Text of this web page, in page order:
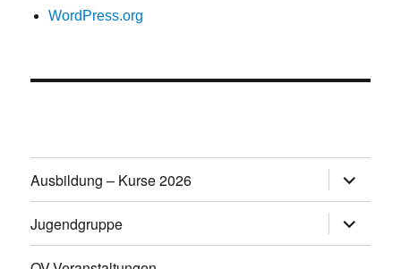
WordPress.org
Ausbildung – Kurse 2026
öffnen
Jugendgruppe
öffnen